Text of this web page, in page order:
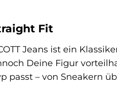
Fit
Jeans ist ein
Deine Figur
passt – von Sneakern